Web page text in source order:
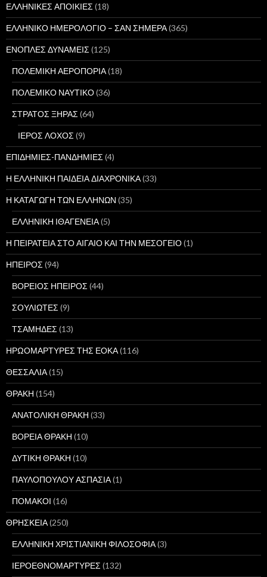
ΕΛΛΗΝΙΚΕΣ ΑΠΟΙΚΙΕΣ (18)
ΕΛΛΗΝΙΚΟ ΗΜΕΡΟΛΟΓΙΟ – ΣΑΝ ΣΗΜΕΡΑ(365)
ΕΝΟΠΛΕΣ ΔΥΝΑΜΕΙΣ (125)
ΠΟΛΕΜΙΚΗ ΑΕΡΟΠΟΡΙΑ(18)
ΠΟΛΕΜΙΚΟ ΝΑΥΤΙΚΟ(36)
ΣΤΡΑΤΟΣ ΞΗΡΑΣ (64)
ΙΕΡΟΣ ΛΟΧΟΣ (9)
ΕΠΙΔΗΜΙΕΣ-ΠΑΝΔΗΜΙΕΣ (4)
Η ΕΛΛΗΝΙΚΗ ΠΑΙΔΕΙΑ ΔΙΑΧΡΟΝΙΚΑ(33)
Η ΚΑΤΑΓΩΓΗ ΤΩΝ ΕΛΛΗΝΩΝ (35)
ΕΛΛΗΝΙΚΗ ΙΘΑΓΕΝΕΙΑ(5)
Η ΠΕΙΡΑΤΕΙΑ ΣΤΟ ΑΙΓΑΙΟ ΚΑΙ ΤΗΝ ΜΕΣΟΓΕΙΟ(1)
ΗΠΕΙΡΟΣ (94)
ΒΟΡΕΙΟΣ ΗΠΕΙΡΟΣ (44)
ΣΟΥΛΙΩΤΕΣ (9)
ΤΣΑΜΗΔΕΣ (13)
ΗΡΩΟΜΑΡΤΥΡΕΣ ΤΗΣ ΕΟΚΑ(116)
ΘΕΣΣΑΛΙΑ(15)
ΘΡΑΚΗ (154)
ΑΝΑΤΟΛΙΚΗ ΘΡΑΚΗ (33)
ΒΟΡΕΙΑ ΘΡΑΚΗ (10)
ΔΥΤΙΚΗ ΘΡΑΚΗ (10)
ΠΑΥΛΟΠΟΥΛΟΥ ΑΣΠΑΣΙΑ(1)
ΠΟΜΑΚΟΙ (16)
ΘΡΗΣΚΕΙΑ(250)
ΕΛΛΗΝΙΚΗ ΧΡΙΣΤΙΑΝΙΚΗ ΦΙΛΟΣΟΦΙΑ(3)
ΙΕΡΟΕΘΝΟΜΑΡΤΥΡΕΣ (132)